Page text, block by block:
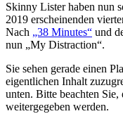
Skinny Lister haben nun
2019 erscheinenden
Nach „38 Minutes“ und
nun „My Distraction“.
Sie sehen gerade einen
eigentlichen Inhalt
unten. Bitte beachten
weitergegeben werden.